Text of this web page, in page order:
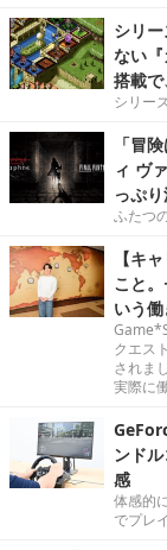
シリ
ない
搭載で
シリー
「冒
ィ ヴ
っぷ
ふたつ
【キ
こと
いう
クエス
されま
実際に
ンド
感
体感的
でプレ